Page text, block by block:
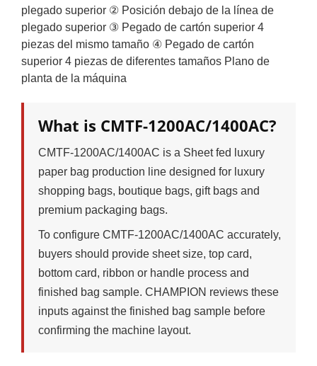
plegado superior ② Posición debajo de la línea de
plegado superior ③ Pegado de cartón superior 4
piezas del mismo tamaño ④ Pegado de cartón
superior 4 piezas de diferentes tamaños Plano de
planta de la máquina
What is CMTF-1200AC/1400AC?
CMTF-1200AC/1400AC is a Sheet fed luxury
paper bag production line designed for luxury
shopping bags, boutique bags, gift bags and
premium packaging bags.
To configure CMTF-1200AC/1400AC accurately,
buyers should provide sheet size, top card,
bottom card, ribbon or handle process and
finished bag sample. CHAMPION reviews these
inputs against the finished bag sample before
confirming the machine layout.